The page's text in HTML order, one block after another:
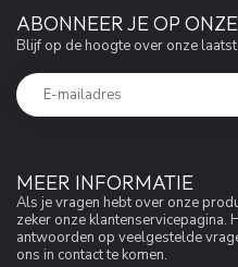
MEER INFORMATIE
Als je vragen hebt over onze
zeker onze klantenservicepagina.
antwoorden op veelgestelde
ons in contact te komen.
ABONNEER JE OP
Blijf op de hoogte over onze